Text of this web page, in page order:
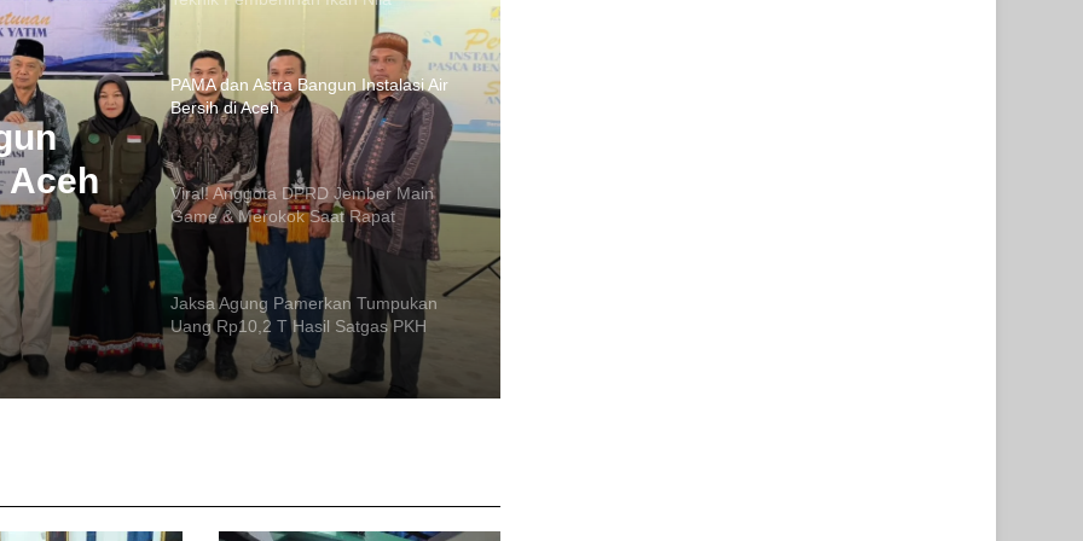
Aceh
PAMA dan Astra Bangun Instalasi Air
Bersih di Aceh
Viral! Anggota DPRD Jember Main
Game & Merokok Saat Rapat
Kesehatan
Jaksa Agung Pamerkan Tumpukan
Uang Rp10,2 T Hasil Satgas PKH
Demo Sopir di Kalsel: Desak
Pencabutan Izin SPBU yang Main
Tetap Ibu Kota